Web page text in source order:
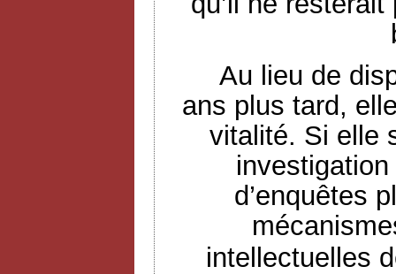
Au lieu de
ans plus tard,
vitalité. Si elle
d’enquêtes
intellectuelles